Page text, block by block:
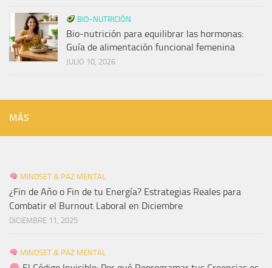
BIO-NUTRICIÓN
Bio-nutrición para equilibrar las hormonas:
Guía de alimentación funcional femenina
JULIO 10, 2026
MÁS
MINDSET & PAZ MENTAL
¿Fin de Año o Fin de tu Energía? Estrategias Reales para
Combatir el Burnout Laboral en Diciembre
DICIEMBRE 11, 2025
MINDSET & PAZ MENTAL